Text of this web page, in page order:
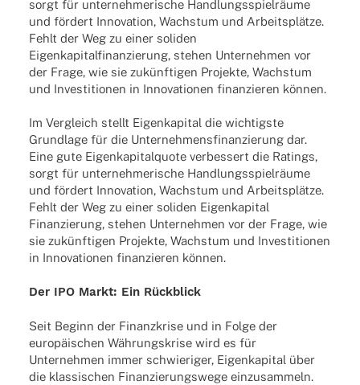
sorgt für unternehmerische Handlungsspielräume
und fördert Innovation, Wachstum und Arbeitsplätze.
Fehlt der Weg zu einer soliden
Eigenkapitalfinanzierung, stehen Unternehmen vor
der Frage, wie sie zukünftigen Projekte, Wachstum
und Investitionen in Innovationen finanzieren können.
Im Vergleich stellt Eigenkapital die wichtigste
Grundlage für die Unternehmensfinanzierung dar.
Eine gute Eigenkapitalquote verbessert die Ratings,
sorgt für unternehmerische Handlungsspielräume
und fördert Innovation, Wachstum und Arbeitsplätze.
Fehlt der Weg zu einer soliden Eigenkapital
Finanzierung, stehen Unternehmen vor der Frage, wie
sie zukünftigen Projekte, Wachstum und Investitionen
in Innovationen finanzieren können.
Der IPO Markt: Ein Rückblick
Seit Beginn der Finanzkrise und in Folge der
europäischen Währungskrise wird es für
Unternehmen immer schwieriger, Eigenkapital über
die klassischen Finanzierungswege einzusammeln.